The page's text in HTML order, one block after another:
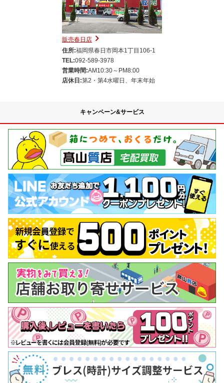
販売春日店
住所:福岡県春日市岡本1丁目106-1
TEL:092-589-3978
営業時間:AM10:30～PM8:00
店休日:第2・第4水曜日、年末年始
キャンペーン&サービス